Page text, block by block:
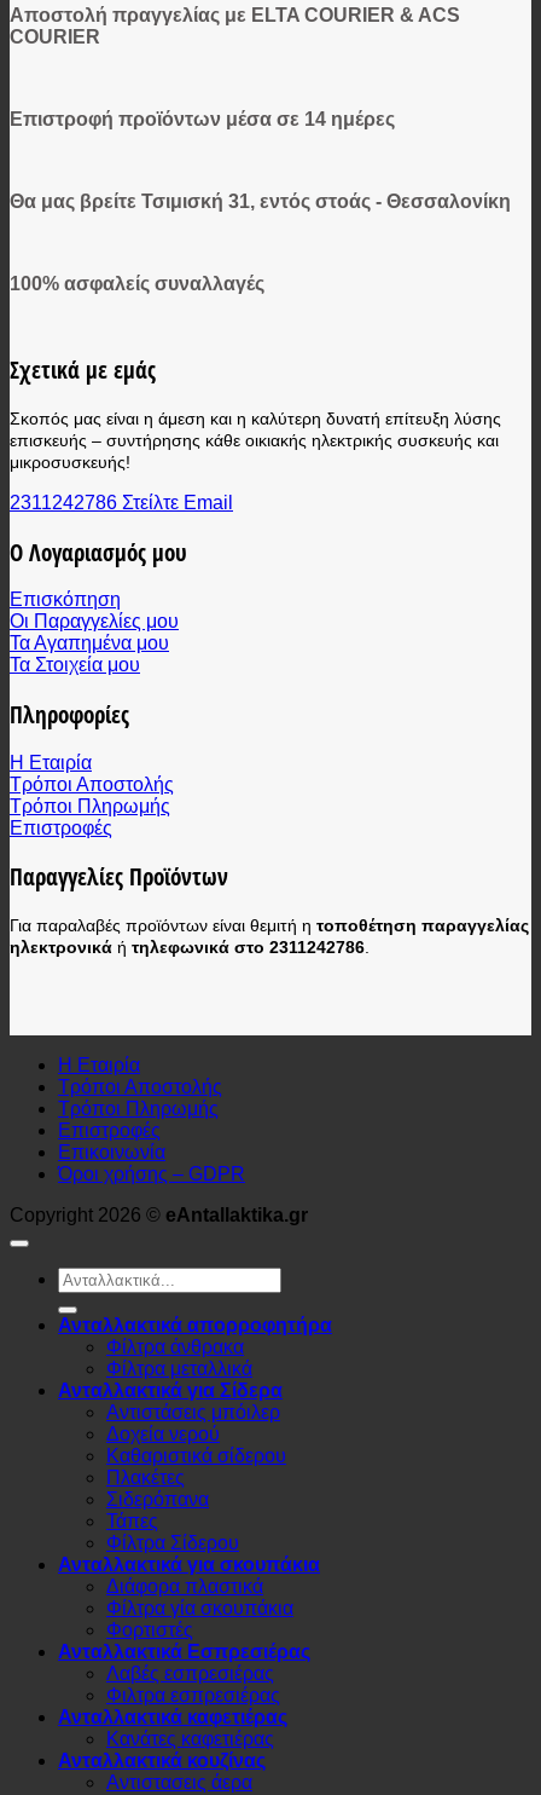
Αποστολή πραγγελίας με ELTA COURIER & ACS
COURIER
Επιστροφή προϊόντων μέσα σε 14 ημέρες
Θα μας βρείτε Τσιμισκή 31, εντός στοάς - Θεσσαλονίκη
100% ασφαλείς συναλλαγές
Σχετικά με εμάς
Σκοπός μας είναι η άμεση και η καλύτερη δυνατή επίτευξη λύσης
επισκευής – συντήρησης κάθε οικιακής ηλεκτρικής συσκευής και
μικροσυσκευής!
2311242786 Στείλτε Email
Ο Λογαριασμός μου
Επισκόπηση
Οι Παραγγελίες μου
Τα Αγαπημένα μου
Τα Στοιχεία μου
Πληροφορίες
Η Εταιρία
Τρόποι Αποστολής
Τρόποι Πληρωμής
Επιστροφές
Παραγγελίες Προϊόντων
Για παραλαβές προϊόντων είναι θεμιτή η τοποθέτηση παραγγελίας
ηλεκτρονικά ή τηλεφωνικά στο 2311242786
Η Εταιρία
Τρόποι Αποστολής
Τρόποι Πληρωμής
Επιστροφές
Επικοινωνία
Όροι χρήσης – GDPR
Copyright 2026 © eAntallaktika.gr
Αναζήτηση
για:
Ανταλλακτικά απορροφητήρα
Φίλτρα άνθρακα
Φίλτρα μεταλλικά
Ανταλλακτικά για Σίδερα
Αντιστάσεις μπόιλερ
Δοχεία νερού
Καθαριστικά σίδερου
Πλακέτες
Σιδερόπανα
Τάπες
Φίλτρα Σίδερου
Ανταλλακτικά για σκουπάκια
Διάφορα πλαστικά
Φίλτρα γία σκουπάκια
Φορτιστές
Ανταλλακτικά Εσπρεσιέρας
Λαβές εσπρεσιέρας
Φιλτρα εσπρεσιέρας
Ανταλλακτικά καφετιέρας
Κανάτες καφετιέρας
Ανταλλακτικά κουζίνας
Αντιστασεις άερα